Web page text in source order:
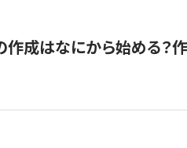
作成はなにから始める？